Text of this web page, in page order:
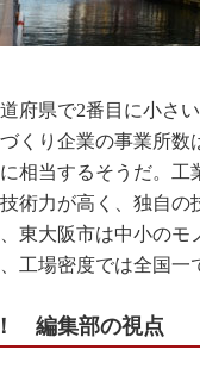
府県で2番目に小さ
くり企業の事業所数
相当するそうだ。
術力が高く、独自の
東大阪市は中小の
工場密度では全国一
編集部の視点